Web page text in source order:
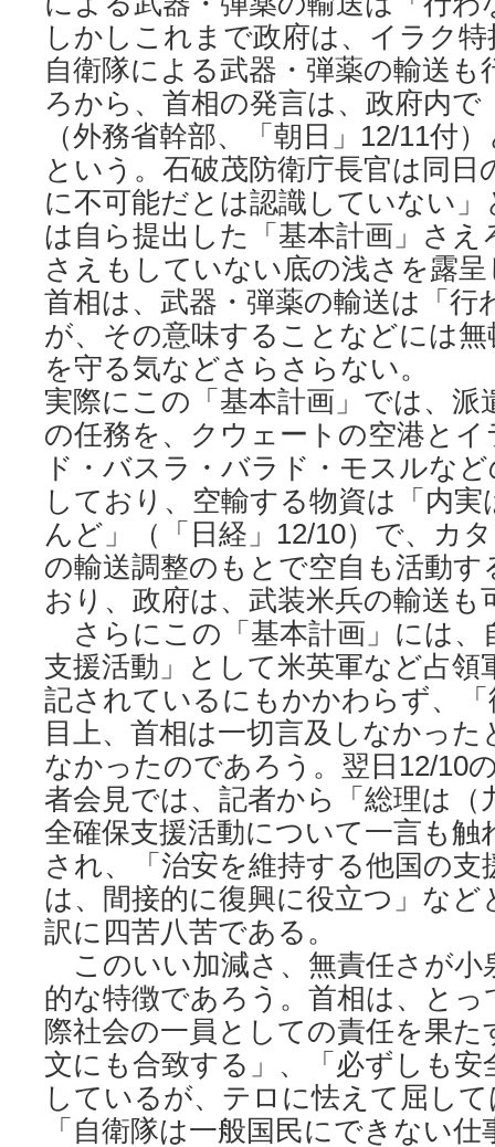
しかしこれまで政府は、イラク
自衛隊による武器・弾薬の輸送
ろから、首相の発言は、政府内で
（外務省幹部、「朝日」12/11付
という。石破茂防衛庁長官は同日
に不可能だとは認識していない
は自ら提出した「基本計画」さえ
さえもしていない底の浅さを露
首相は、武器・弾薬の輸送は「行
が、その意味することなどには
を守る気などさらさらない。
実際にこの「基本計画」では、派
の任務を、クウェートの空港と
ド・バスラ・バラド・モスルな
しており、空輸する物資は「内
んど」（「日経」12/10）で、カ
の輸送調整のもとで空自も活動
おり、政府は、武装米兵の輸送
さらにこの「基本計画」には、
支援活動」として米英軍など占領
記されているにもかかわらず、
目上、首相は一切言及しなかっ
なかったのであろう。翌日12/10
者会見では、記者から「総理は（
全確保支援活動について一言も触
され、「治安を維持する他国の
は、間接的に復興に役立つ」な
訳に四苦八苦である。
このいい加減さ、無責任さが小
的な特徴であろう。首相は、と
際社会の一員としての責任を果
文にも合致する」、「必ずしも
しているが、テロに怯えて屈し
「自衛隊は一般国民にできない